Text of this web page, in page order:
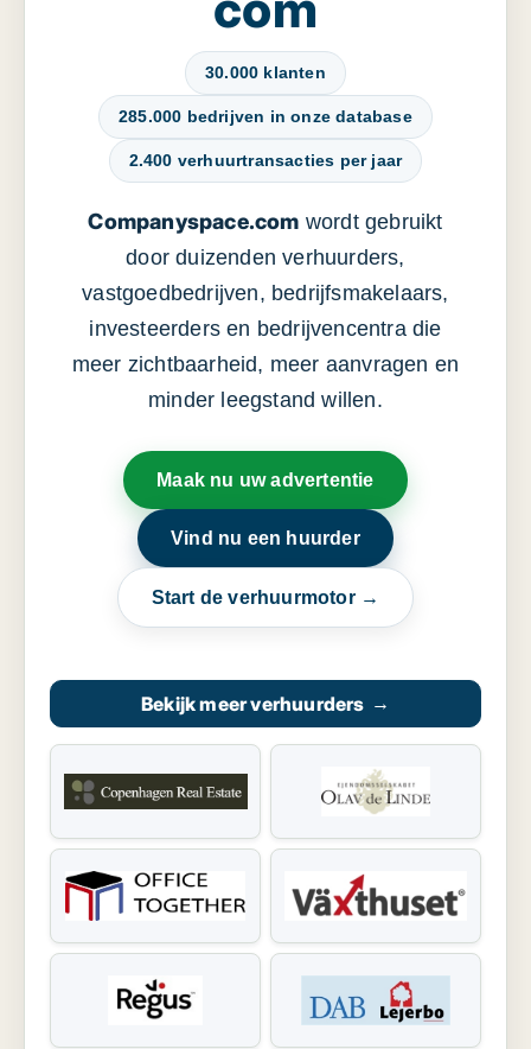
30.000 klanten
285.000 bedrijven in onze database
2.400 verhuurtransacties per jaar
Companyspace.com wordt gebruikt
door duizenden verhuurders,
vastgoedbedrijven, bedrijfsmakelaars,
investeerders en bedrijvencentra die
meer zichtbaarheid, meer aanvragen en
minder leegstand willen.
Maak nu uw advertentie
Vind nu een huurder
Start de verhuurmotor →
Bekijk meer verhuurders →